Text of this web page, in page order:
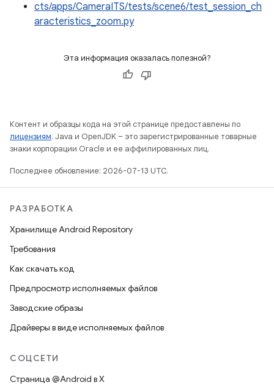
cts/apps/CameraITS/tests/scene6/test_session_ch
aracteristics_zoom.py
Эта информация оказалась полезной?
Контент и образцы кода на этой странице предоставлены по
лицензиям. Java и OpenJDK – это зарегистрированные товарные
знаки корпорации Oracle и ее аффилированных лиц.
Последнее обновление: 2026-07-13 UTC.
РАЗРАБОТКА
Хранилище Android Repository
Требования
Как скачать код
Предпросмотр исполняемых файлов
Заводские образы
Драйверы в виде исполняемых файлов
СОЦСЕТИ
Страница @Android в X